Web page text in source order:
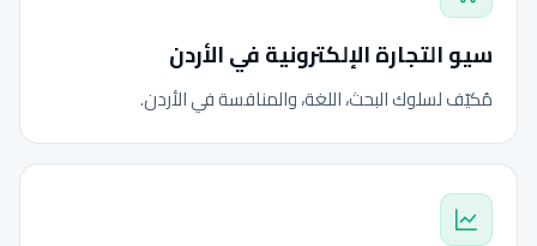
سيو التجارة الإلكترونية في الأردن
مُكيّف لسلوك البحث، اللغة، والمنافسة في الأردن.